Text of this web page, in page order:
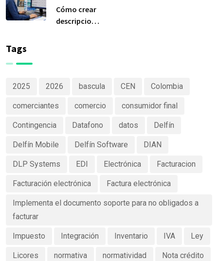
más
importante
Cómo crear
descripciones
Tags
2025 2026 bascula CEN Colombia
comerciantes comercio consumidor final
Contingencia Datafono datos Delfín
Delfín Mobile Delfín Software DIAN
DLP Systems EDI Electrónica Facturacion
Facturación electrónica Factura electrónica
Implementa el documento soporte para no obligados a
facturar
Impuesto Integración Inventario IVA Ley
Licores normativa normatividad Nota crédito